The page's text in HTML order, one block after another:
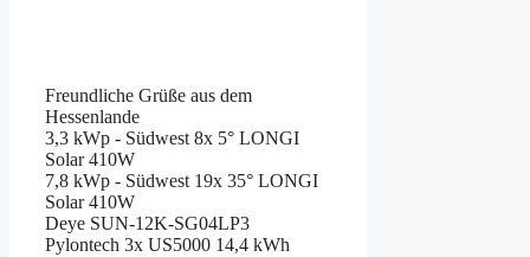
Freundliche Grüße aus dem
Hessenlande
3,3 kWp - Südwest 8x 5° LONGI
Solar 410W
7,8 kWp - Südwest 19x 35° LONGI
Solar 410W
Deye SUN-12K-SG04LP3
Pylontech 3x US5000 14,4 kWh